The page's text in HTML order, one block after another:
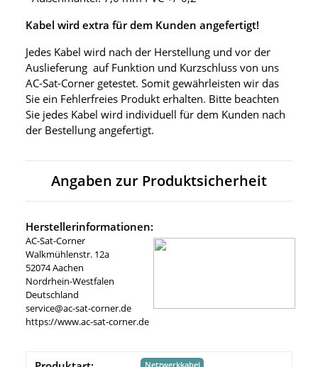
Kabel wird extra für dem Kunden angefertigt!
Jedes Kabel wird nach der Herstellung und vor der
Auslieferung auf Funktion und Kurzschluss von uns
AC-Sat-Corner getestet. Somit gewährleisten wir das
Sie ein Fehlerfreies Produkt erhalten. Bitte beachten
Sie jedes Kabel wird individuell für dem Kunden nach
der Bestellung angefertigt.
Angaben zur Produktsicherheit
Herstellerinformationen:
AC-Sat-Corner
Walkmühlenstr. 12a
52074 Aachen
Nordrhein-Westfalen
Deutschland
service@ac-sat-corner.de
https://www.ac-sat-corner.de
Netzwerkkabel